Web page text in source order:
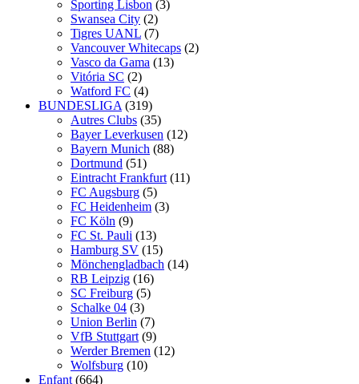
Sporting Lisbon (3)
Swansea City (2)
Tigres UANL (7)
Vancouver Whitecaps (2)
Vasco da Gama (13)
Vitória SC (2)
Watford FC (4)
BUNDESLIGA (319)
Autres Clubs (35)
Bayer Leverkusen (12)
Bayern Munich (88)
Dortmund (51)
Eintracht Frankfurt (11)
FC Augsburg (5)
FC Heidenheim (3)
FC Köln (9)
FC St. Pauli (13)
Hamburg SV (15)
Mönchengladbach (14)
RB Leipzig (16)
SC Freiburg (5)
Schalke 04 (3)
Union Berlin (7)
VfB Stuttgart (9)
Werder Bremen (12)
Wolfsburg (10)
Enfant (664)